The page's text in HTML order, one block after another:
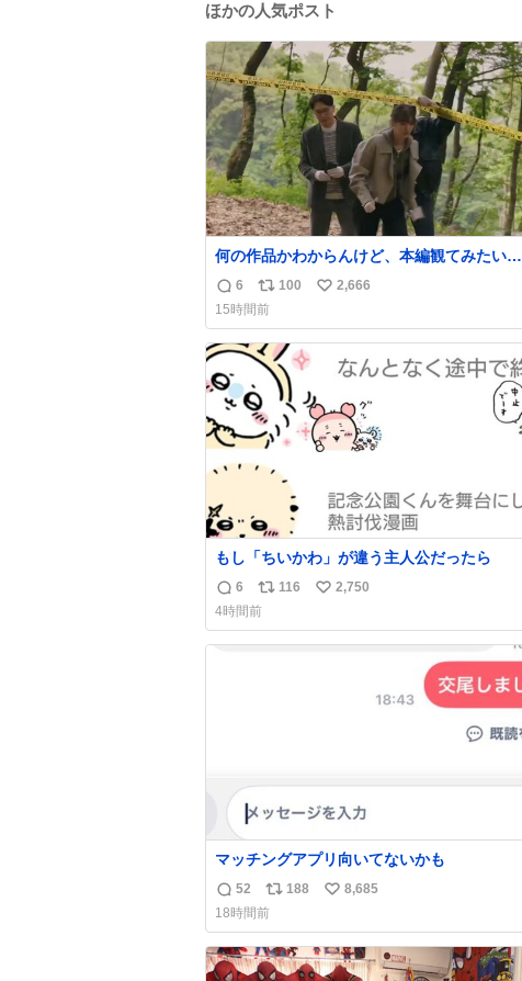
ほかの人気ポスト
何の作品かわからんけど、本編観てみたいっ
て思ったwww韓ドラよね？
返
信
数
6
リ
ポ
ス
ト
100
い
ね
2,666
15時間前
もし「ちいかわ」が違う主人公だったら
返
信
数
6
リ
ポ
ス
116
い
ね
2,750
4時間前
マッチングアプリ向いてないかも
返
信
数
52
リ
ポ
ス
ト
188
い
ね
数
8,685
18時間前